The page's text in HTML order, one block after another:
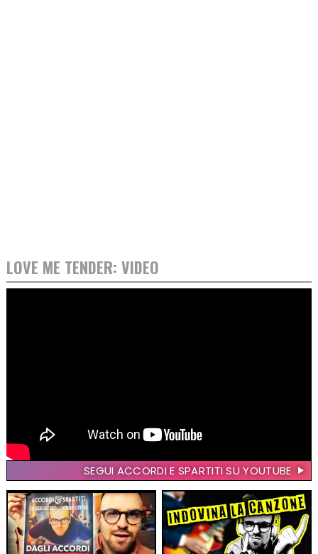
LOVE ME TENDER: VIDEO
SEGUI ACCORDI E SPARTITI SU YOUTUBE